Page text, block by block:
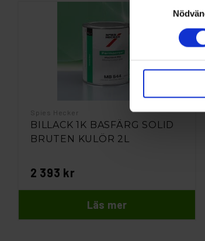
Spies Hecker
BILLACK 1K BASFÄRG SOLID
BRUTEN KULÖR 2L
2 393 kr
Läs mer